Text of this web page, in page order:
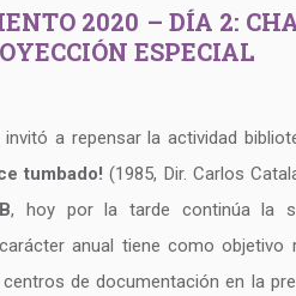
2020 – DÍA 2:
ESPECIAL
a repensar la actividad
tumbado! (1985, Dir. Carlos
, hoy por la tarde continúa la
anual tiene como objetivo
de documentación en la